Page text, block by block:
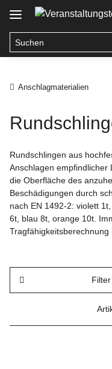
Anschlagmaterialien
Rundschlingen aus
Anschlagen empfindlicher
die Oberfläche des
Beschädigungen durch
nach EN 1492-2: violett
6t, blau 8t, orange 10t.